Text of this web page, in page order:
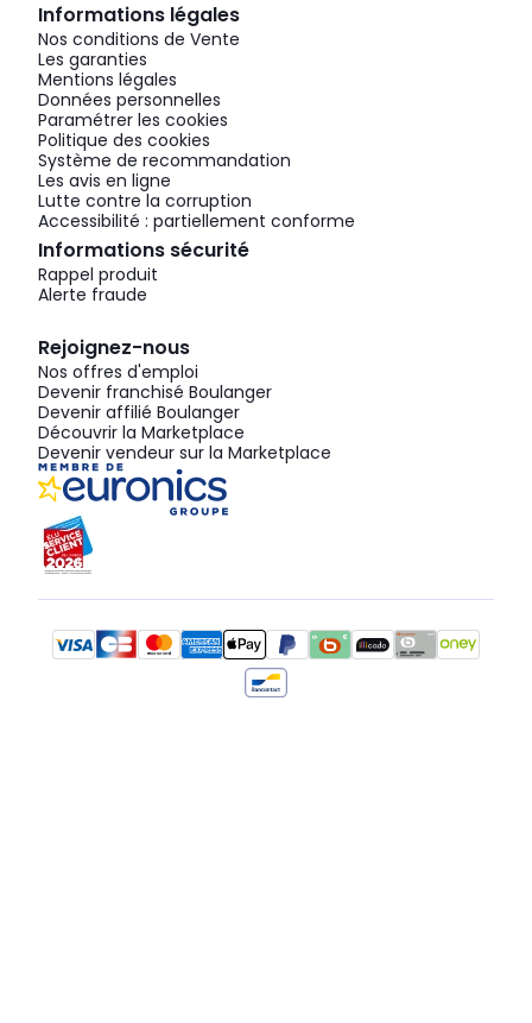
Informations légales
Nos conditions de Vente
Les garanties
Mentions légales
Données personnelles
Paramétrer les cookies
Politique des cookies
Système de recommandation
Les avis en ligne
Lutte contre la corruption
Accessibilité : partiellement conforme
Informations sécurité
Rappel produit
Alerte fraude
Rejoignez-nous
Nos offres d'emploi
Devenir franchisé Boulanger
Devenir affilié Boulanger
Découvrir la Marketplace
Devenir vendeur sur la Marketplace